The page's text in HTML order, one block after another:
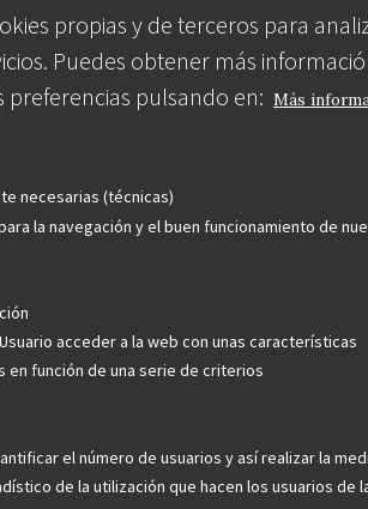
propias y de terceros para
Puedes obtener más
preferencias pulsando en: Más
necesarias (técnicas)
la navegación y el buen funcionamiento de
acceder a la web con unas características
en función de una serie de criterios
el número de usuarios y así realizar la
de la utilización que hacen los usuarios de
en defensa del Patrimonio
Artístico, Cultural, Social y
de la Comunidad de Madrid